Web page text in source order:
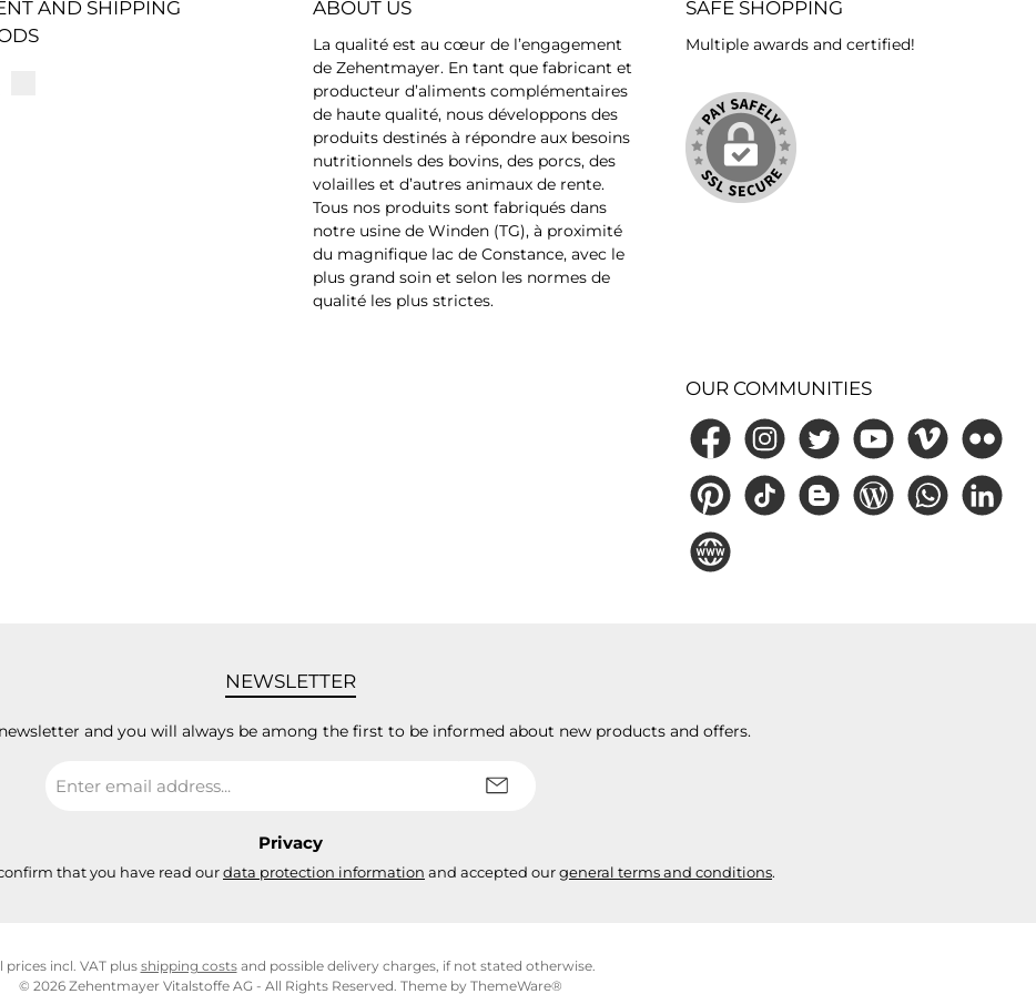
g une fois
pantothénique 1'600 mg
choline 400 mg L-carnitine
45'000 mg fer 10'000 mg
additifs technologiquesBHT 12
mgBHA 12 mgGallate de
propyle 5 mgDosagetruies:
environ 10 jours avant la mise
bas jusqu'à 3 jours après la mise
bas 2 x 2 ml tous les joursverrat:
si nécessaire 4 ml tous les jours
AND SHIPPING
ABOUT US
La qualité est au cœur de l’engagement
de Zehentmayer. En tant que fabricant et
producteur d’aliments complémentaires
de haute qualité, nous développons des
produits destinés à répondre aux besoins
nutritionnels des bovins, des porcs, des
volailles et d’autres animaux de rente.
Tous nos produits sont fabriqués dans
notre usine de Winden (TG), à proximité
du magnifique lac de Constance, avec le
plus grand soin et selon les normes de
qualité les plus strictes.
SAFE SHOPPING
Multiple awards and certified!
OUR COMMUNITIES
FacebookInstagramTwitter YouTubeVimeo Flickr
PinterestTikTok BloggerBlog WhatsAppLinkedIn
Website
NEWSLETTER
and you will always be among the first to be informed about new products and offers.
address
Privacy
that you have read ourdata protection information and accepted ourgeneral terms and conditions.
prices incl. VAT plus shipping costsand possible delivery charges, if not stated otherwise.
© 2026 Zehentmayer Vitalstoffe AG - All Rights Reserved. Theme by ThemeWare®